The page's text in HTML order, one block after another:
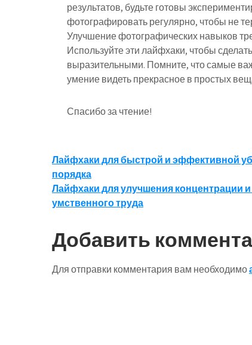
результатов, будьте готовы
фотографировать регулярно, чтобы не
Улучшение фотографических навыков
Используйте эти лайфхаки, чтобы
выразительными. Помните, что самые
умение видеть прекрасное в простых
Спасибо за чтение!
Навигация
по
записям
Лайфхаки для быстрой и эффективной
порядка
Лайфхаки для улучшения
умственного труда
Добавить
Для отправки комментария вам необходимо